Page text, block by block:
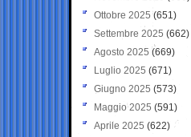
Ottobre 2025 (651)
Settembre 2025 (662)
Agosto 2025 (669)
Luglio 2025 (671)
Giugno 2025 (573)
Maggio 2025 (591)
Aprile 2025 (622)